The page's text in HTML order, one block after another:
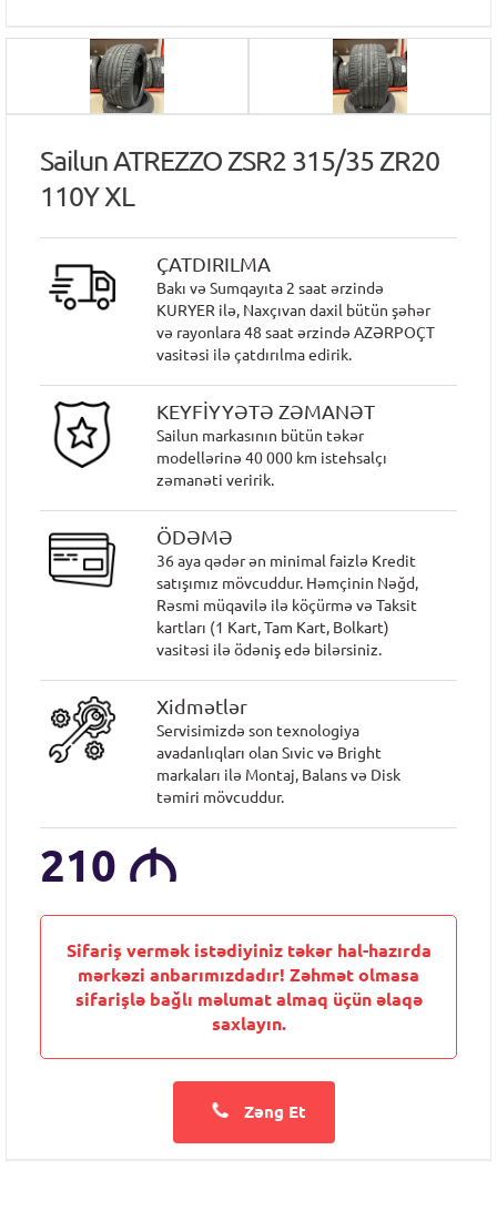
Sailun ATREZZO ZSR2 315/35 ZR20
110Y XL
ÇATDIRILMA
Bakı və Sumqayıta 2 saat ərzində
KURYER ilə, Naxçıvan daxil bütün şəhər
və rayonlara 48 saat ərzində AZƏRPOÇT
vasitəsi ilə çatdırılma edirik.
KEYFİYYƏTƏ ZƏMANƏT
Sailun markasının bütün təkər
modellərinə 40 000 km istehsalçı
zəmanəti veririk.
ÖDƏMƏ
36 aya qədər ən minimal faizlə Kredit
satışımız mövcuddur. Həmçinin Nəğd,
Rəsmi müqavilə ilə köçürmə və Taksit
kartları (1 Kart, Tam Kart, Bolkart)
vasitəsi ilə ödəniş edə bilərsiniz.
Xidmətlər
Servisimizdə son texnologiya
avadanlıqları olan Sıvic və Bright
markaları ilə Montaj, Balans və Disk
təmiri mövcuddur.
210 M
Sifariş vermək istədiyiniz təkər hal-hazırda
mərkəzi anbarımızdadır! Zəhmət olmasa
sifarişlə bağlı məlumat almaq üçün əlaqə
saxlayın.
Zəng Et